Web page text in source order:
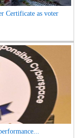
Certificate as voter